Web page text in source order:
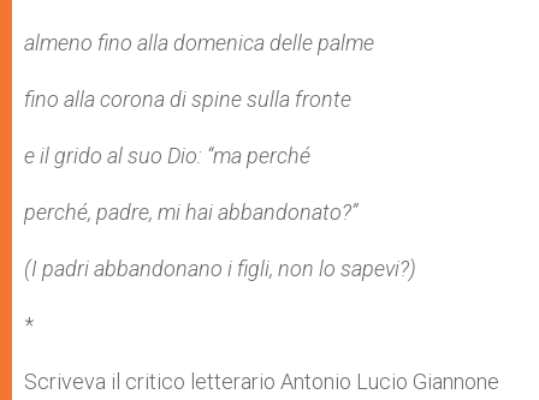
almeno fino alla domenica delle palme
fino alla corona di spine sulla fronte
e il grido al suo Dio: “ma perché
perché, padre, mi hai abbandonato?”
(I padri abbandonano i figli, non lo sapevi?)
*
Scriveva il critico letterario Antonio Lucio Giannone